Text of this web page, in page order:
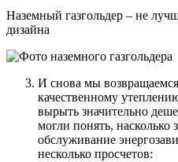
Наземный газгольдер – не
дизайна
И снова мы
качественному
вырыть значительно
могли понять, насколько
обслуживание
несколько просчетов: